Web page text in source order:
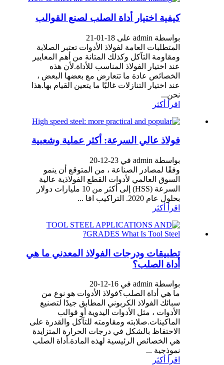
كيفية اختيار أداة الصلب لصنع القوالب
بواسطة admin على 18-01-21
المتطلبات العامة لفولاذ الأدوات تعتبر الصلابة
ومقاومة التآكل وكذلك المتانة من أهم المعايير
عند اختيار الفولاذ المناسب للأداة.لأن هذه
الخصائص عادة ما تتعارض مع بعضها البعض ،
عند اختيار التنازلات غالبًا ما يتعين القيام بها.هذا
نحن...
اقرأ أكثر
فولاذ عالي السرعة: أكثر عملية وشعبية
بواسطة admin في 23-12-20
وفقًا لمصادر الصناعة ، من المتوقع أن ينمو
السوق العالمي لأدوات القطع الفولاذية عالية
السرعة (HSS) إلى أكثر من 10 مليارات دولار
بحلول عام 2020. التراكيب افا ...
اقرأ أكثر
تطبيقات ودرجات الفولاذ المعدني ما هي
أداة الصلب؟
بواسطة admin في 16-12-20
ما هي أداة الصلب؟فولاذ الأدوات هو نوع من
سبائك الفولاذ الكربوني المطابق جيدًا لتصنيع
الأدوات ، مثل الأدوات اليدوية أو قوالب
الماكينات.صلابته ومقاومته للتآكل والقدرة على
الاحتفاظ بالشكل في درجات الحرارة المتزايدة
هي الخصائص الرئيسية لهذه المادة.أداة الصلب
نموذجية ...
اقرأ أكثر